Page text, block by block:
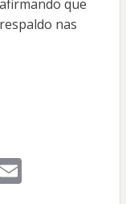
que
nas
E